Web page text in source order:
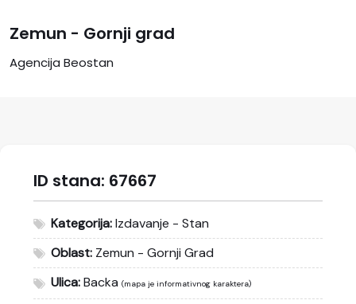
Zemun - Gornji grad
Agencija Beostan
ID stana: 67667
Kategorija:Izdavanje - Stan
Oblast: Zemun - Gornji Grad
Ulica:Backa (mapa je informativnog karaktera)